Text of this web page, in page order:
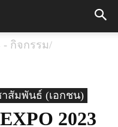
- กิจกรรม/
สัมพันธ์ (เอกชน)
2023